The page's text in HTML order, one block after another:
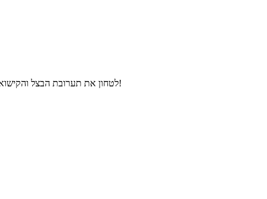
לטחון את תערובת הבצל והקישואים במעבד מזון עם הביצים הקשות עד למרקם של ממרח, לטעום ולהוסיף תבלינים לפי הצורך. מתקבל ממרח קישואים בטעם כבד פשוט טעים!